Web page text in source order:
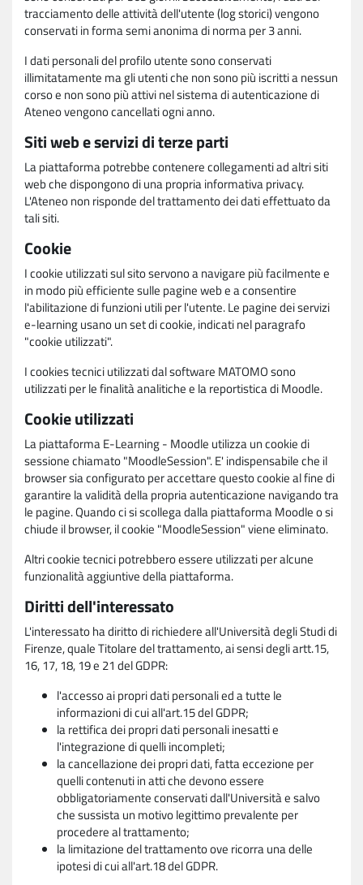
tracciamento delle attività dell'utente (log storici) vengono
conservati in forma semi anonima di norma per 3 anni.
I dati personali del profilo utente sono conservati
illimitatamente ma gli utenti che non sono più iscritti a nessun
corso e non sono più attivi nel sistema di autenticazione di
Ateneo vengono cancellati ogni anno.
Siti web e servizi di terze parti
La piattaforma potrebbe contenere collegamenti ad altri siti
web che dispongono di una propria informativa privacy.
L'Ateneo non risponde del trattamento dei dati effettuato da
tali siti.
Cookie
I cookie utilizzati sul sito servono a navigare più facilmente e
in modo più efficiente sulle pagine web e a consentire
l'abilitazione di funzioni utili per l'utente. Le pagine dei servizi
e-learning usano un set di cookie, indicati nel paragrafo
"cookie utilizzati".
I cookies tecnici utilizzati dal software MATOMO sono
utilizzati per le finalità analitiche e la reportistica di Moodle.
Cookie utilizzati
La piattaforma E-Learning - Moodle utilizza un cookie di
sessione chiamato "MoodleSession". E' indispensabile che il
browser sia configurato per accettare questo cookie al fine di
garantire la validità della propria autenticazione navigando tra
le pagine. Quando ci si scollega dalla piattaforma Moodle o si
chiude il browser, il cookie "MoodleSession" viene eliminato.
Altri cookie tecnici potrebbero essere utilizzati per alcune
funzionalità aggiuntive della piattaforma.
Diritti dell'interessato
L'interessato ha diritto di richiedere all'Università degli Studi di
Firenze, quale Titolare del trattamento, ai sensi degli artt.15,
16, 17, 18, 19 e 21 del GDPR:
l'accesso ai propri dati personali ed a tutte le
informazioni di cui all'art.15 del GDPR;
la rettifica dei propri dati personali inesatti e
l'integrazione di quelli incompleti;
la cancellazione dei propri dati, fatta eccezione per
quelli contenuti in atti che devono essere
obbligatoriamente conservati dall'Università e salvo
che sussista un motivo legittimo prevalente per
procedere al trattamento;
la limitazione del trattamento ove ricorra una delle
ipotesi di cui all'art.18 del GDPR.